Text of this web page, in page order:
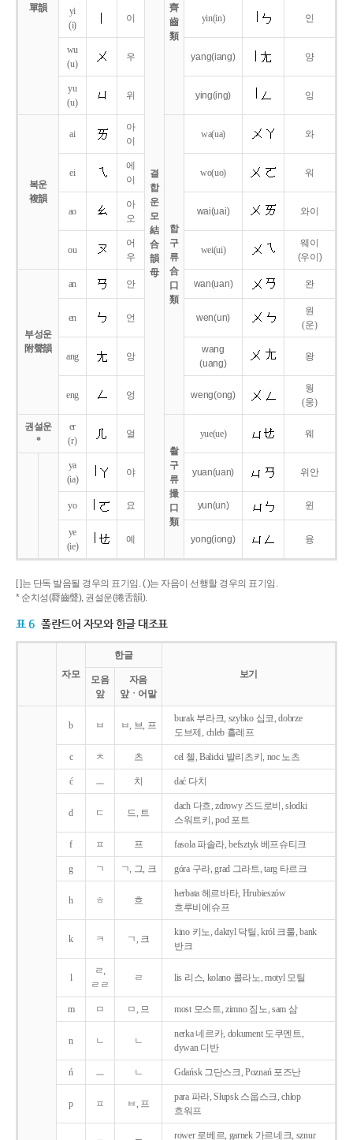
單韻
결
합
운
모
結
合
韻
母
齊
齒
類
yi
(i)
이 yin(in) 인
wu
(u)
우 yang(iang) 양
yu
(u)
위 ying(ing) 잉
복운
複韻
ai
아
이
합
구
류
合
口
類
wa(ua) 와
ei
에
이
wo(uo) 워
ao
아
오
wai(uai) 와이
ou
어
우
wei(ui)
웨이
(우이)
부성운
附聲韻
an 안 wan(uan) 완
en 언 wen(un)
원
(운)
ang 앙
wang
(uang)
왕
eng 엉 weng(ong)
웡
(웅)
권설운
*
er
(r)
얼
촬
구
류
撮
口
類
yue(ue) 웨
ya
(ia)
야 yuan(uan) 위안
yo 요 yun(un) 윈
ye
(ie)
예 yong(iong) 융
[ ]는 단독 발음될 경우의 표기임. ( )는 자음이 선행할 경우의 표기임.
* 순치성(脣齒聲), 권설운(捲舌韻).
표 6 폴란드어 자모와 한글 대조표
자모
한글
보기
모음
앞
자음
앞ㆍ어말
b ㅂ ㅂ, 브, 프
burak 부라크, szybko 십코, dobrze
도브제, chleb 흘레프
c ㅊ 츠 cel 첼, Balicki 발리츠키, noc 노츠
ć ㅡ 치 dać 다치
d ㄷ 드, 트
dach 다흐, zdrowy 즈드로비, słodki
스워트키, pod 포트
f ㅍ 프 fasola 파솔라, befsztyk 베프슈티크
g ㄱ ㄱ, 그, 크 góra 구라, grad 그라트, targ 타르크
h ㅎ 흐
herbata 헤르바타, Hrubieszów
흐루비에슈프
k ㅋ ㄱ, 크
kino 키노, daktyl 닥틸, król 크룰, bank
반크
l
ㄹ,
ㄹㄹ
ㄹ lis 리스, kolano 콜라노, motyl 모틸
m ㅁ ㅁ, 므 most 모스트, zimno 짐노, sam 삼
n ㄴ ㄴ
nerka 네르카, dokument 도쿠멘트,
dywan 디반
ń ㅡ ㄴ Gdańsk 그단스크, Poznań 포즈난
p ㅍ ㅂ, 프
para 파라, Słupsk 스웁스크, chłop
흐워프
rower 로베르, garnek 가르네크, sznur